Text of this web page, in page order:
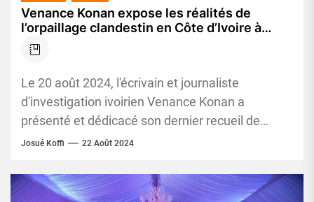
Venance Konan expose les réalités de
l’orpaillage clandestin en Côte d’Ivoire à
travers sa nouvelle oeuvre » Robert,
catapila, et l’Orpailleuse »
Le 20 août 2024, l'écrivain et journaliste
d'investigation ivoirien Venance Konan a
présenté et dédicacé son dernier recueil de
nouvelles intitulé *"Robert, Catapila et
Josué Koffi 22 Août 2024